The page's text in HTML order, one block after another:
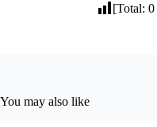
[Total:0
You may also like